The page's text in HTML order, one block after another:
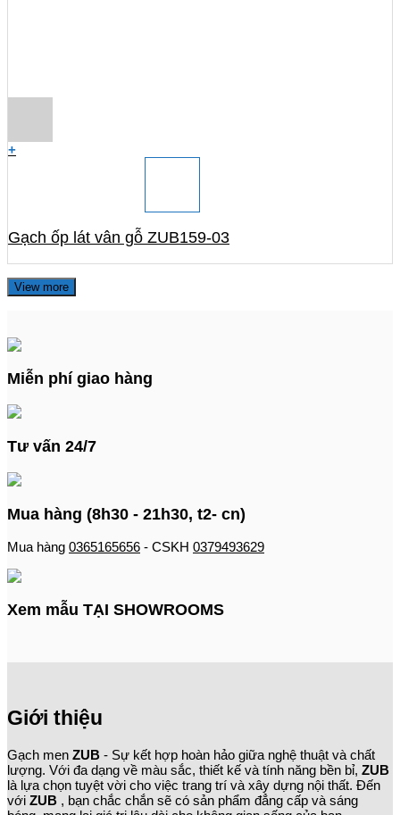
+
Gạch ốp lát vân gỗ ZUB159-03
View more
Miễn phí giao hàng
Tư vấn 24/7
Mua hàng (8h30 - 21h30, t2- cn)
Mua hàng 0365165656 - CSKH 0379493629
Xem mẫu TẠI SHOWROOMS
Giới thiệu
Gạch men ZUB - Sự kết hợp hoàn hảo giữa nghệ thuật và chất
lượng. Với đa dạng về màu sắc, thiết kế và tính năng bền bỉ, ZUB
là lựa chọn tuyệt vời cho việc trang trí và xây dựng nội thất. Đến
với ZUB , bạn chắc chắn sẽ có sản phẩm đẳng cấp và sáng